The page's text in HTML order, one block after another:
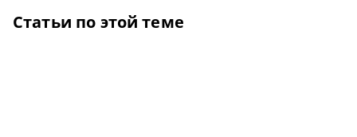
Статьи по этой теме